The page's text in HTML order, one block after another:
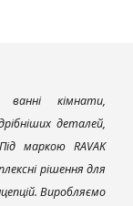
кімнати,
деталей,
маркою RAVAK
рішення для
Виробляємо